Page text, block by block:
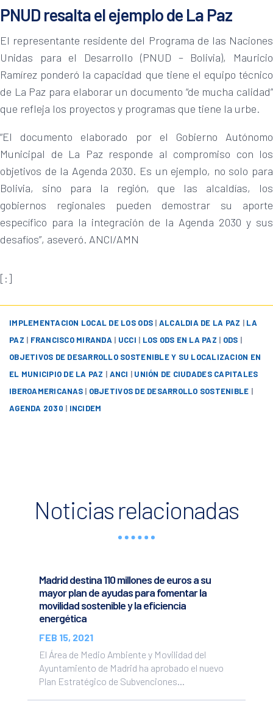
PNUD resalta el ejemplo de La Paz
El representante residente del Programa de las Naciones
Unidas para el Desarrollo (PNUD – Bolivia), Mauricio
Ramírez ponderó la capacidad que tiene el equipo técnico
de La Paz para elaborar un documento “de mucha calidad”
que refleja los proyectos y programas que tiene la urbe.
“El documento elaborado por el Gobierno Autónomo
Municipal de La Paz responde al compromiso con los
objetivos de la Agenda 2030. Es un ejemplo, no solo para
Bolivia, sino para la región, que las alcaldías, los
gobiernos regionales pueden demostrar su aporte
específico para la integración de la Agenda 2030 y sus
desafíos”, aseveró. ANCI/AMN
[:]
IMPLEMENTACION LOCAL DE LOS ODS | ALCALDIA DE LA PAZ | LA
PAZ | FRANCISCO MIRANDA | UCCI | LOS ODS EN LA PAZ | ODS |
OBJETIVOS DE DESARROLLO SOSTENIBLE Y SU LOCALIZACION EN
EL MUNICIPIO DE LA PAZ | ANCI | UNIÓN DE CIUDADES CAPITALES
IBEROAMERICANAS| OBJETIVOS DE DESARROLLO SOSTENIBLE |
AGENDA 2030 | INCIDEM
Noticias relacionadas
Madrid destina 110 millones de euros a su
mayor plan de ayudas para fomentar la
movilidad sostenible y la eficiencia
energética
FEB 15, 2021
El Área de Medio Ambiente y Movilidad del
Ayuntamiento de Madrid ha aprobado el nuevo
Plan Estratégico de Subvenciones...